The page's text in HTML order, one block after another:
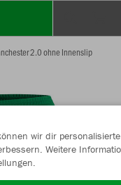
2.0 ohne Innenslip
wir dir personalisierte
Weitere